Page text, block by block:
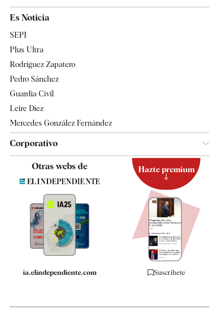
España
Televisión
Es Noticia
SEPI
Plus Ultra
Rodríguez Zapatero
Pedro Sánchez
Guardia Civil
Leire Díez
Mercedes González Fernández
Corporativo
Contacto
Quiénes somos
Especificaciones
Otras webs de
ia.elindependiente.com
Hazte premium
Suscríbete